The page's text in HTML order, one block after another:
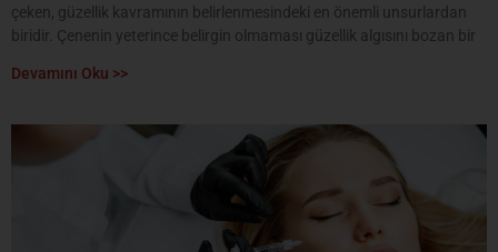
çeken, güzellik kavramının belirlenmesindeki en önemli unsurlardan
biridir. Çenenin yeterince belirgin olmaması güzellik algısını bozan bir
Devamını Oku >>